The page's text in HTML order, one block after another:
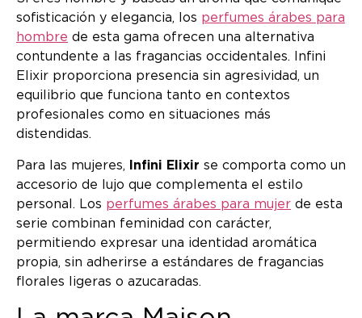
sofisticación y elegancia, los perfumes árabes para
hombre de esta gama ofrecen una alternativa
contundente a las fragancias occidentales. Infini
Elixir proporciona presencia sin agresividad, un
equilibrio que funciona tanto en contextos
profesionales como en situaciones más
distendidas.
Para las mujeres, Infini Elixir se comporta como un
accesorio de lujo que complementa el estilo
personal. Los perfumes árabes para mujer de esta
serie combinan feminidad con carácter,
permitiendo expresar una identidad aromática
propia, sin adherirse a estándares de fragancias
florales ligeras o azucaradas.